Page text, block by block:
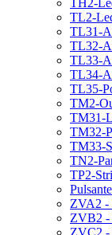
TH2-
TL2-
TL31-
TL32-
TL33-
TL34-
TL35-
TM2-
TM31-
TM32-
TM33-
TN2-
TP2-
ZVA2 -
ZVB2 -
ZVC2 -